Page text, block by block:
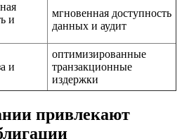
и
мгновенная доступность
данных и аудит
и
оптимизированные
транзакционные
издержки
привлекают